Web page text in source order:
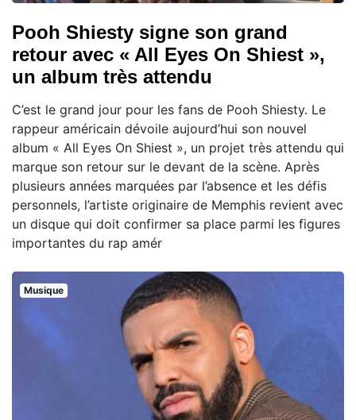
Pooh Shiesty signe son grand
retour avec « All Eyes On Shiest »,
un album très attendu
C’est le grand jour pour les fans de Pooh Shiesty. Le
rappeur américain dévoile aujourd’hui son nouvel
album « All Eyes On Shiest », un projet très attendu qui
marque son retour sur le devant de la scène. Après
plusieurs années marquées par l’absence et les défis
personnels, l’artiste originaire de Memphis revient avec
un disque qui doit confirmer sa place parmi les figures
importantes du rap amér
Musique